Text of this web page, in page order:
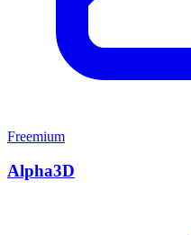
Freemium
Alpha3D